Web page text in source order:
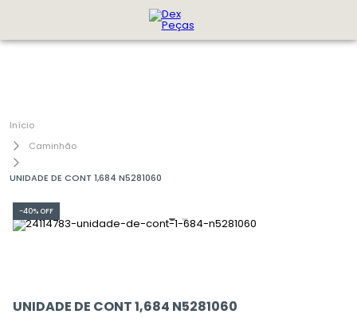
Caminhão
UNIDADE DE CONT 1,684 N5281060
-40% OFF
UNIDADE DE CONT 1,684 N5281060